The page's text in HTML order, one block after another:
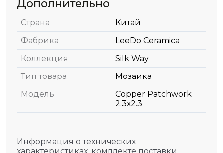
Дополнительно
Страна
Китай
Фабрика
LeeDo Ceramica
Коллекция
Silk Way
Тип товара
Мозаика
Модель
Copper Patchwork
2.3х2.3
Информация о технических
характеристиках, комплекте поставки,